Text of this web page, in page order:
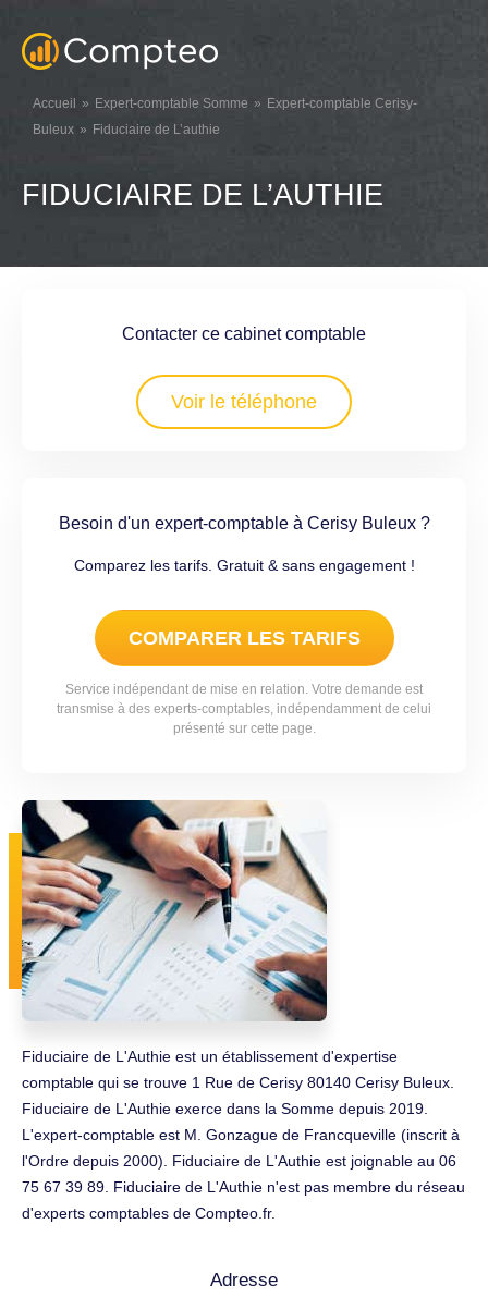
Accueil Expert-comptable Somme
Expert-comptable Cerisy-
Buleux
Fiduciaire de L’authie
FIDUCIAIRE DE L’AUTHIE
Contacter ce cabinet comptable
Voir le téléphone
Besoin d'un expert-comptable à Cerisy Buleux ?
Comparez les tarifs. Gratuit & sans engagement !
COMPARER LES TARIFS
Service indépendant de mise en relation. Votre demande est
transmise à des experts-comptables, indépendamment de celui
présenté sur cette page.
Fiduciaire de L'Authie est un établissement d'expertise
comptable qui se trouve 1 Rue de Cerisy 80140 Cerisy Buleux.
Fiduciaire de L'Authie exerce dans la Somme depuis 2019.
L'expert-comptable est M. Gonzague de Francqueville (inscrit à
l'Ordre depuis 2000). Fiduciaire de L'Authie est joignable au 06
75 67 39 89. Fiduciaire de L'Authie n'est pas membre du réseau
d'experts comptables de Compteo.fr.
Adresse